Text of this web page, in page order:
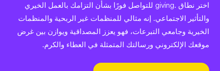
اختر نطاق .giving للتواصل فورًا بشأن التزامك بالعمل الخيري
والتأثير الاجتماعي. إنه مثالي للمنظمات غير الربحية والمنظمات
الخيرية وجامعي التبرعات، فهو يعزز المصداقية ويوازن بين غرض
موقعك الإلكتروني ورسالتك المتمثلة في العطاء والكرم.